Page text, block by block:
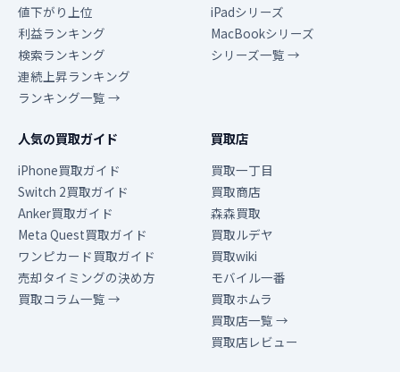
値下がり上位
利益ランキング
検索ランキング
連続上昇ランキング
ランキング一覧 →
iPadシリーズ
MacBookシリーズ
シリーズ一覧 →
人気の買取ガイド
iPhone買取ガイド
Switch 2買取ガイド
Anker買取ガイド
Meta Quest買取ガイド
ワンピカード買取ガイド
売却タイミングの決め方
買取コラム一覧 →
買取店
買取一丁目
買取商店
森森買取
買取ルデヤ
買取wiki
モバイル一番
買取ホムラ
買取店一覧 →
買取店レビュー